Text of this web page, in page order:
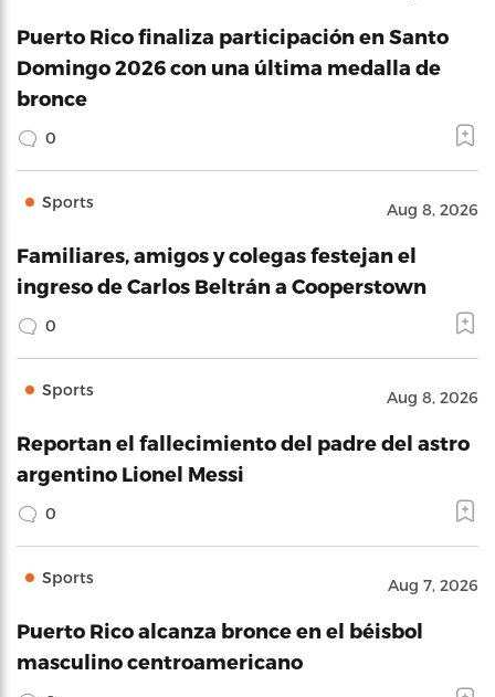
Puerto Rico finaliza participación en Santo
Domingo 2026 con una última medalla de
bronce
0
Sports Aug 8, 2026
Familiares, amigos y colegas festejan el
ingreso de Carlos Beltrán a Cooperstown
0
Sports Aug 8, 2026
Reportan el fallecimiento del padre del astro
argentino Lionel Messi
0
Sports Aug 7, 2026
Puerto Rico alcanza bronce en el béisbol
masculino centroamericano